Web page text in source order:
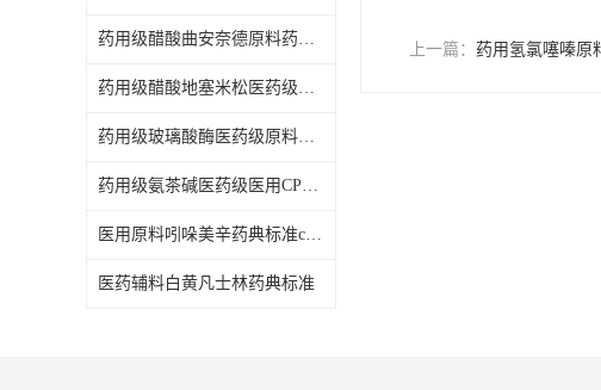
药用级醋酸曲安奈德原料药医药级医用CP2020新货到货了
药用级醋酸地塞米松医药级医用原料符CP2020药典标准GMP厂家批发
药用级玻璃酸酶医药级原料药医用药典级标准新货到了热销抢购中
药用级氨茶碱医药级医用CP2020市场行情状况
医用原料吲哚美辛药典标准cp2020
医药辅料白黄凡士林药典标准
上一篇： 药用氢氯噻嗪原